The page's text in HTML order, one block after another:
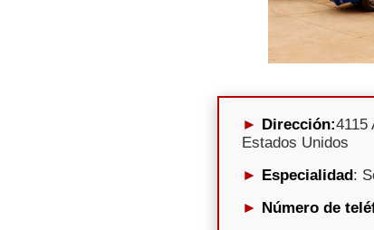
Dirección:4115
Estados Unidos
Especialidad:
Número de